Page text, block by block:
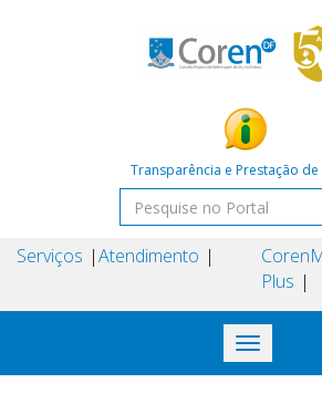
Transparência e Prestação de
Serviços Atendimento
Coren
Plus
Toggle
navigation